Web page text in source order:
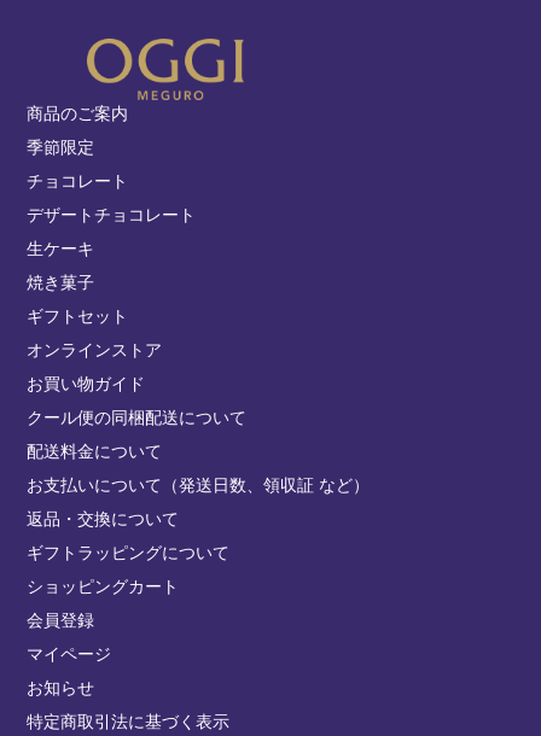
商品のご案内
季節限定
チョコレート
デザートチョコレート
生ケーキ
焼き菓子
ギフトセット
オンラインストア
お買い物ガイド
クール便の同梱配送について
配送料金について
お支払いについて（発送日数、領収証 など）
返品・交換について
ギフトラッピングについて
ショッピングカート
会員登録
マイページ
お知らせ
特定商取引法に基づく表示